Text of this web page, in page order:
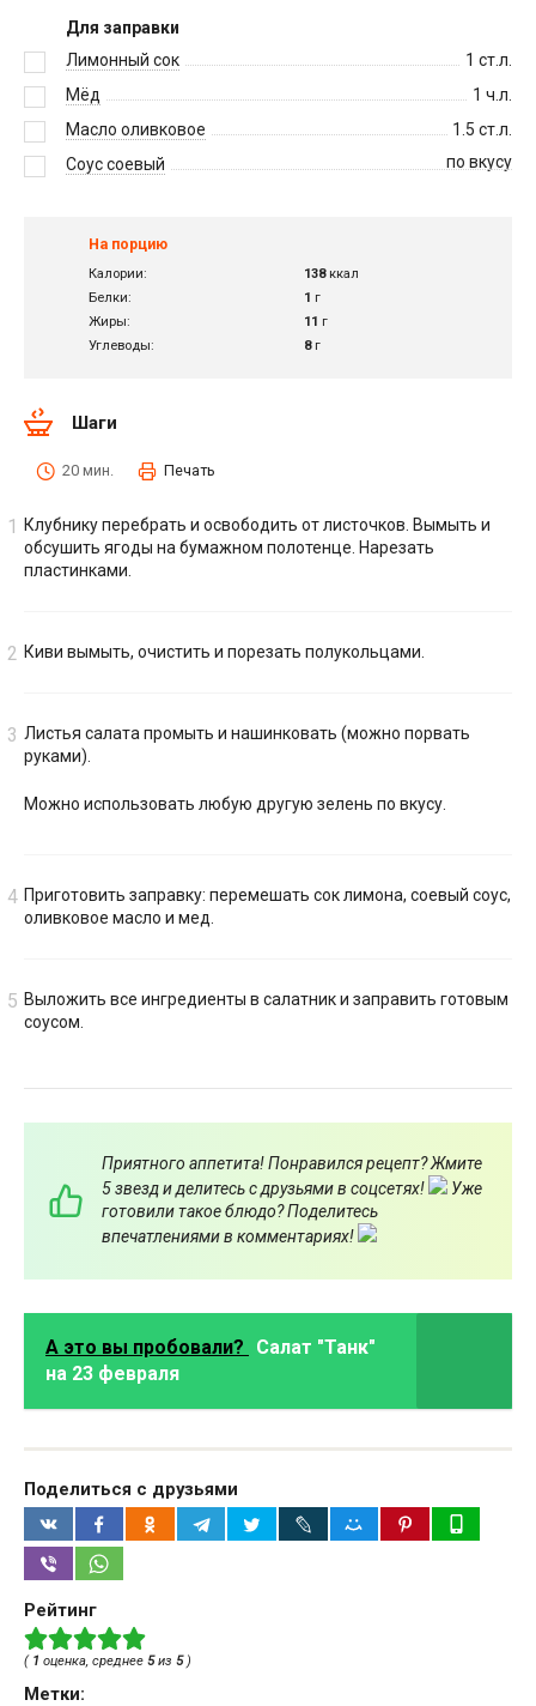
Для заправки
Лимонный сок
1 ст.л.
Мёд
1 ч.л.
Масло оливковое
1.5 ст.л.
Соус соевый
по вкусу
На порцию
Калории: 138ккал
Белки:
1 г
Жиры:
11 г
Углеводы:
8г
Шаги
20 мин. Печать
Клубнику перебрать и освободить от листочков. Вымыть и
обсушить ягоды на бумажном полотенце. Нарезать
пластинками.
Киви вымыть, очистить и порезать полукольцами.
Листья салата промыть и нашинковать (можно порвать
руками).
Можно использовать любую другую зелень по вкусу.
Приготовить заправку: перемешать сок лимона, соевый соус,
оливковое масло и мед.
Выложить все ингредиенты в салатник и заправить готовым
соусом.
Приятного аппетита! Понравился рецепт? Жмите
5 звезд и делитесь с друзьями в соцсетях!
Уже
готовили такое блюдо? Поделитесь
впечатлениями в комментариях!
А это вы пробовали?
Салат "Танк"
на 23 февраля
Поделиться с друзьями
Рейтинг
( 1 оценка, среднее 5из 5)
Метки: